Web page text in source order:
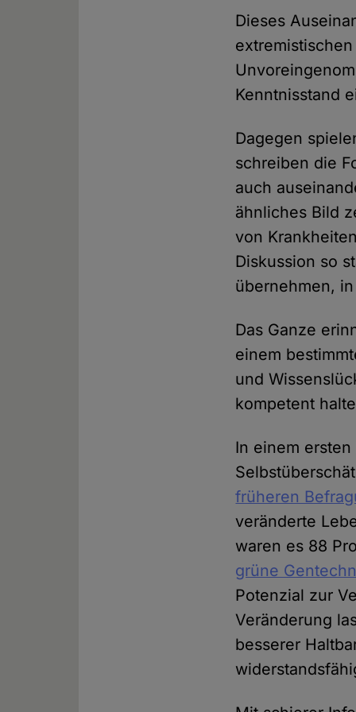
Dieses
Kenntnisstand
Dagegen
schreiben die
auch
ähnliches Bild
von
Diskussion so
übernehmen,
Das Ganze
einem
und
kompetent
In einem
früheren
veränderte
waren es 88
grüne
Potenzial zur
Veränderung
besserer